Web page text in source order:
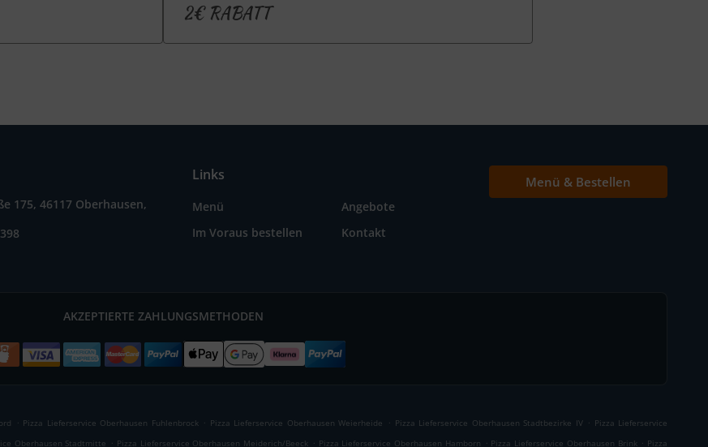
2€ RABATT
175, 46117 Oberhausen,
Links
Menü
Angebote
Im Voraus bestellen
Kontakt
Menü & Bestellen
AKZEPTIERTE ZAHLUNGSMETHODEN
. Pizza Lieferservice Oberhausen Fuhlenbrock . Pizza Lieferservice Oberhausen Weierheide . Pizza Lieferservice Oberhausen Stadtbezirke IV . Pizza Lieferservice
Oberhausen Stadtmitte . Pizza Lieferservice Oberhausen Meiderich/Beeck . Pizza Lieferservice Oberhausen Hamborn . Pizza Lieferservice Oberhausen Brink . Pizza